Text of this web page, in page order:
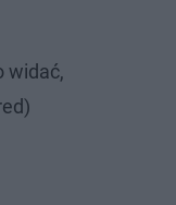
widać,